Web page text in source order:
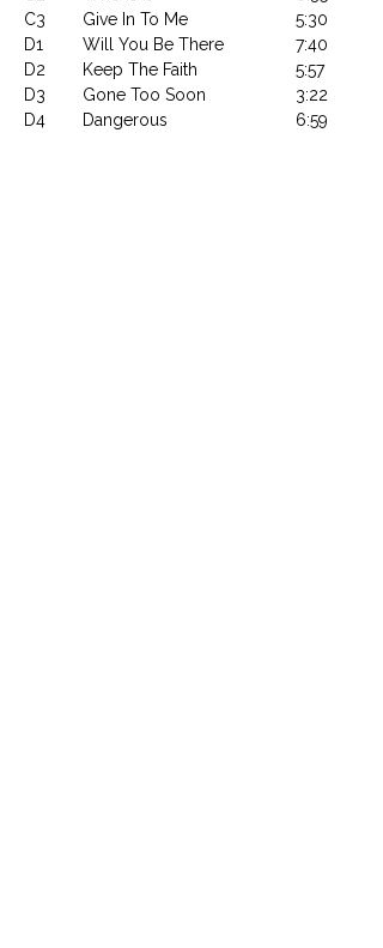
C3
Give In To Me
5:30
D1
Will You Be There
7:40
D2
Keep The Faith
5:57
D3
Gone Too Soon
3:22
D4
Dangerous 6:59